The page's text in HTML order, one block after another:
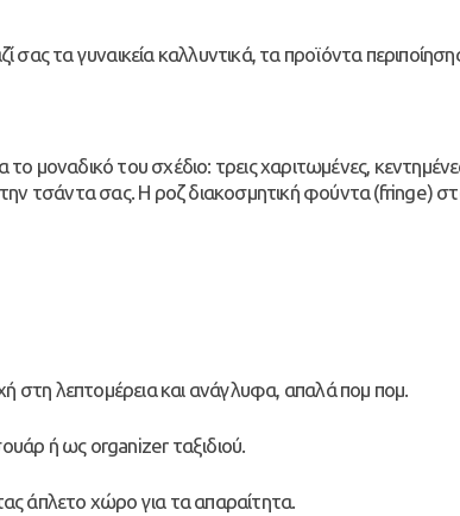
σας τα γυναικεία καλλυντικά, τα προϊόντα
μοναδικό του σχέδιο: τρεις χαριτωμένες,
τσάντα σας. Η ροζ διακοσμητική φούντα (fringe)
στη λεπτομέρεια και ανάγλυφα, απαλά πομ πομ.
ή ως organizer ταξιδιού.
άπλετο χώρο για τα απαραίτητα.